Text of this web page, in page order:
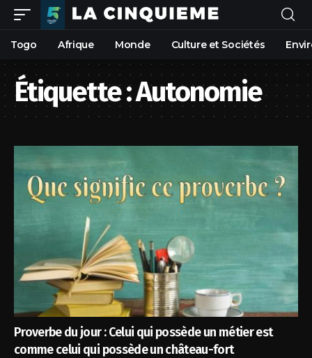
Togo Afrique Monde Culture et Sociétés
Étiquette :Autonomie
Proverbe du jour : Celui qui possède un métier est
comme celui qui possède un château-fort